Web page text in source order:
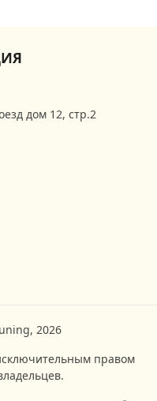
дом 12, стр.2
2026
правом